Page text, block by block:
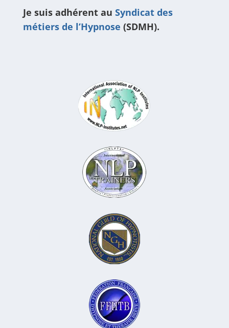
Je suis adhérent au Syndicat des
métiers de l’Hypnose (SDMH).